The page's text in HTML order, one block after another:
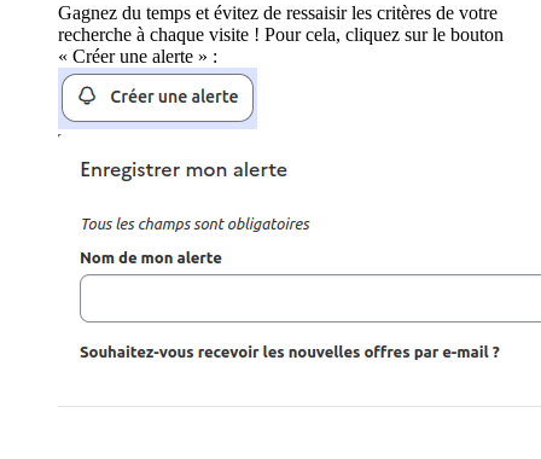
Gagnez du temps et évitez de ressaisir les critères de votre
recherche à chaque visite ! Pour cela, cliquez sur le bouton
« Créer une alerte » :